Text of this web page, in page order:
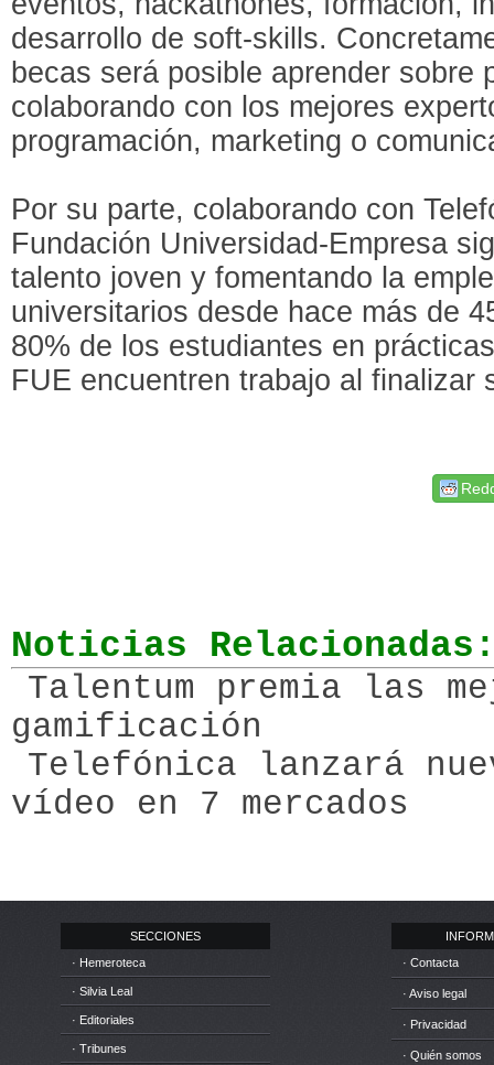
desarrollo de soft-skills.
becas será posible aprender sobre
colaborando con los mejores
programación, marketing o
Por su parte, colaborando con
Fundación Universidad-Empresa
talento joven y fomentando la
universitarios desde hace más de
80% de los estudiantes en
FUE encuentren trabajo al finalizar
Noticias
Talentum premia las
gamificación
Telefónica lanzará
vídeo en 7 mercados
SECCIONES
· Hemeroteca
· Silvia Leal
· Editoriales
· Tribunes
· Contacta
· Aviso legal
· Privacidad
· Quién somos